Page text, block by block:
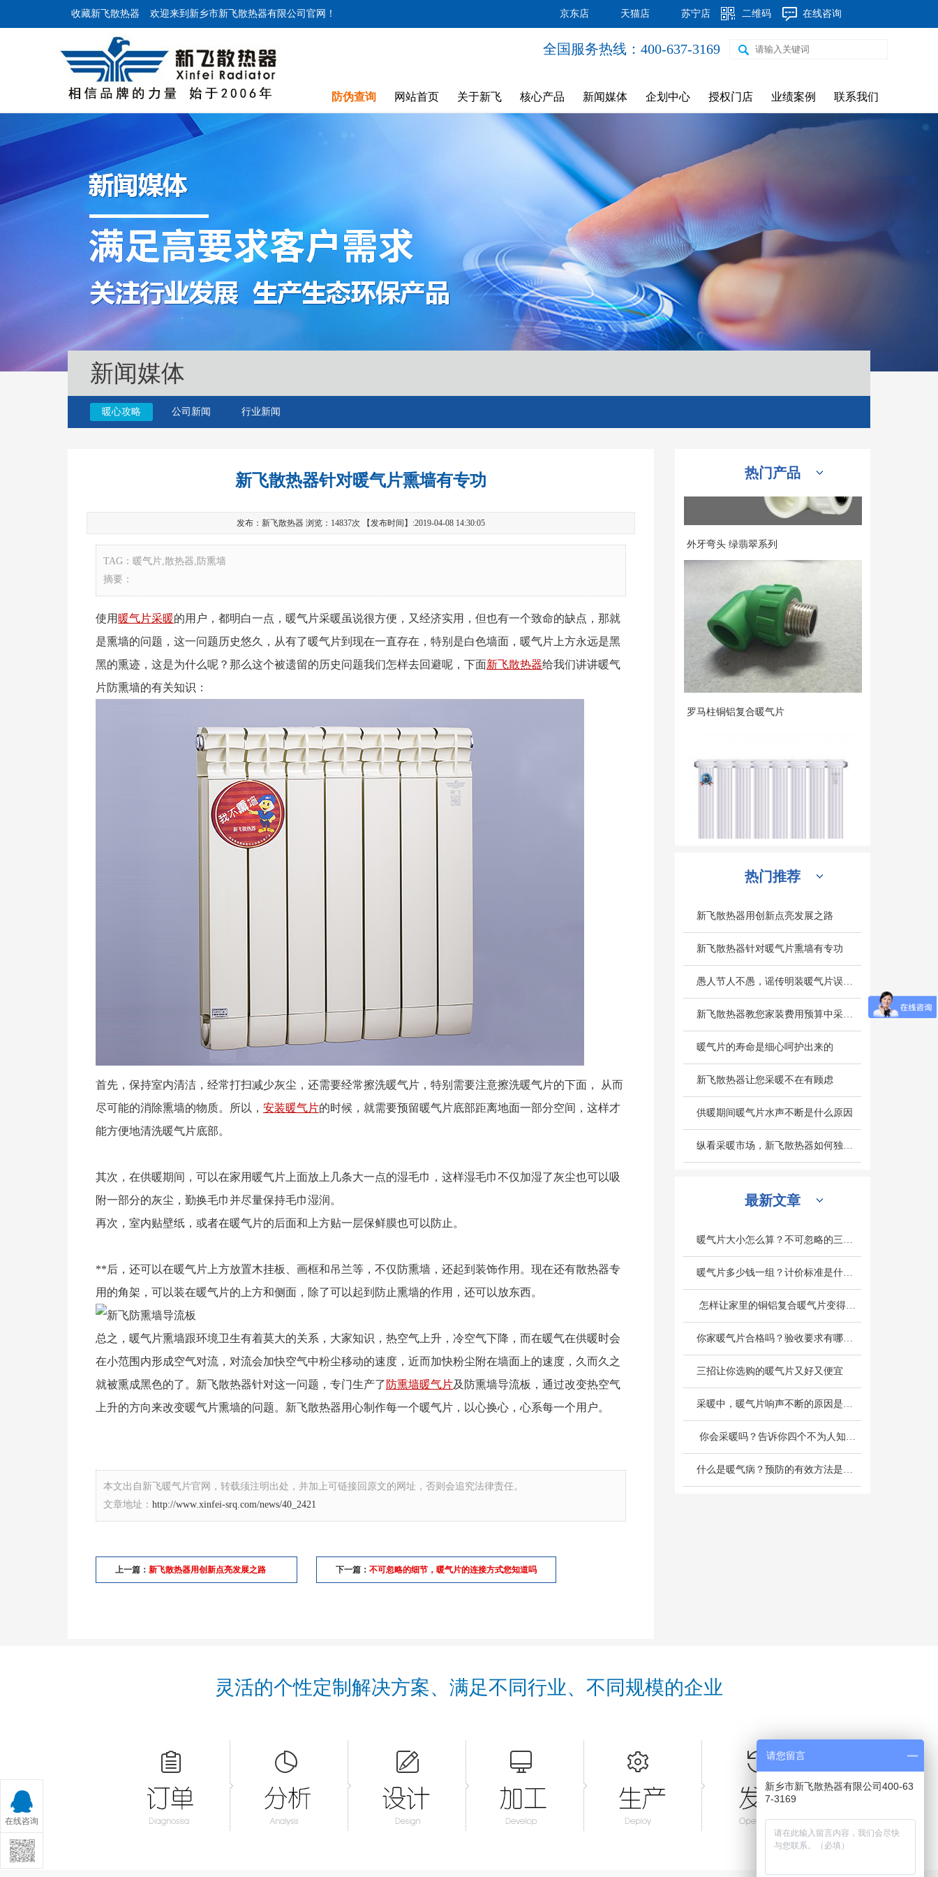
收藏新飞散热器 欢迎来到新乡市新飞散热器有限公司官网！ 京东店 天猫店 苏宁店 二维码 在线咨询
全国服务热线：400-637-3169
防伪查询 网站首页 关于新飞 核心产品 新闻媒体 企划中心 授权门店 业绩案例 联系我们
新闻媒体
暖心攻略 公司新闻 行业新闻
新飞散热器针对暖气片熏墙有专功
发布：新飞散热器 浏览：14837次 【发布时间】:2019-04-08 14:30:05
TAG：暖气片,散热器,防熏墙
摘要：
使用 暖气片采暖的用户，都明白一点，暖气片采暖虽说很方便，又经济实用，但也有一个致命的缺点，那就
是熏墙的问题，这一问题历史悠久，从有了暖气片到现在一直存在，特别是白色墙面，暖气片上方永远是黑
黑的熏迹，这是为什么呢？那么这个被遗留的历史问题我们怎样去回避呢，下面新飞散热器给我们讲讲暖气
片防熏墙的有关知识：
首先，保持室内清洁，经常打扫减少灰尘，还需要经常擦洗暖气片，特别需要注意擦洗暖气片的下面， 从而
尽可能的消除熏墙的物质。所以， 安装暖气片的时候，就需要预留暖气片底部距离地面一部分空间，这样才
能方便地清洗暖气片底部。
其次，在供暖期间，可以在家用暖气片上面放上几条大一点的湿毛巾，这样湿毛巾不仅加湿了灰尘也可以吸
附一部分的灰尘，勤换毛巾并尽量保持毛巾湿润。
再次，室内贴壁纸，或者在暖气片的后面和上方贴一层保鲜膜也可以防止。
**后，还可以在暖气片上方放置木挂板、画框和吊兰等，不仅防熏墙，还起到装饰作用。现在还有散热器专
用的角架，可以装在暖气片的上方和侧面，除了可以起到防止熏墙的作用，还可以放东西。
总之，暖气片熏墙跟环境卫生有着莫大的关系，大家知识，热空气上升，冷空气下降，而在暖气在供暖时会
在小范围内形成空气对流，对流会加快空气中粉尘移动的速度，近而加快粉尘附在墙面上的速度，久而久之
就被熏成黑色的了。新飞散热器针对这一问题，专门生产了 防熏墙暖气片及防熏墙导流板，通过改变热空气
上升的方向来改变暖气片熏墙的问题。新飞散热器用心制作每一个暖气片，以心换心，心系每一个用户。
本文出自新飞暖气片官网，转载须注明出处，并加上可链接回原文的网址，否则会追究法律责任。
文章地址： http://www.xinfei-srq.com/news/40_2421
上一篇： 新飞散热器用创新点亮发展之路 下一篇： 不可忽略的细节，暖气片的连接方式您知道吗
热门产品
钢制60*30圆弧片头暖气片
新飞元宝换热器8柱
外牙弯头 绿翡翠系列
热门推荐
新飞散热器用创新点亮发展之路
新飞散热器针对暖气片熏墙有专功
愚人节人不愚，谣传明装暖气片误区别轻信
新飞散热器教您家装费用预算中采暖设备造价怎么计算
暖气片的寿命是细心呵护出来的
新飞散热器让您采暖不在有顾虑
供暖期间暖气片水声不断是什么原因
纵看采暖市场，新飞散热器如何独旗一帜深受人们欢迎
最新文章
暖气片大小怎么算？不可忽略的三个因素是什么？
暖气片多少钱一组？计价标准是什么？
怎样让家里的铜铝复合暖气片变得更热呢？
你家暖气片合格吗？验收要求有哪些？
三招让你选购的暖气片又好又便宜
采暖中，暖气片响声不断的原因是什么？
你会采暖吗？告诉你四个不为人知的采暖小常识
什么是暖气病？预防的有效方法是什么？
灵活的个性定制解决方案、满足不同行业、不同规模的企业
在线咨询
请您留言
新乡市新飞散热器有限公司400-63
7-3169